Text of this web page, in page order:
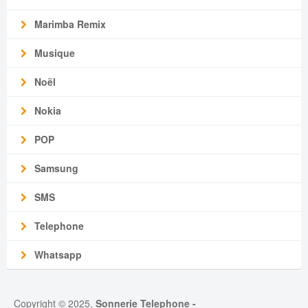
Marimba Remix
Musique
Noël
Nokia
POP
Samsung
SMS
Telephone
Whatsapp
Copyright © 2025. Sonnerie Telephone -